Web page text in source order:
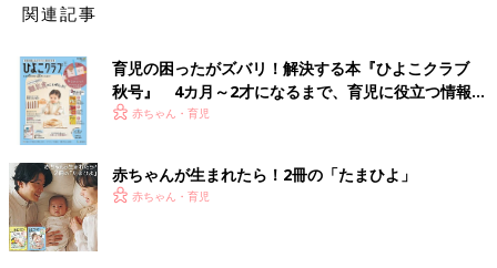
関連記事
育児の困ったがズバリ！解決する本『ひよこクラブ
秋号』 4カ月～2才になるまで、育児に役立つ情報が
いっぱい！
赤ちゃん・育児
赤ちゃんが生まれたら！2冊の「たまひよ」
赤ちゃん・育児